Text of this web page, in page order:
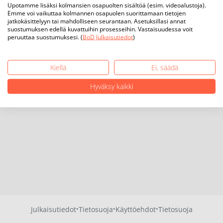
Julkaisutiedot·Tietosuoja·Käyttöehdot·Tietosuoja
Upotamme lisäksi kolmansien osapuolten sisältöä (esim. videoalustoja).
Emme voi vaikuttaa kolmannen osapuolen suorittamaan tietojen
jatkokäsittelyyn tai mahdolliseen seurantaan. Asetuksillasi annat
suostumuksen edellä kuvattuihin prosesseihin. Vastaisuudessa voit
peruuttaa suostumuksesi. (BoD Julkaisutiedot)
Kiellä
Ei, säädä
Hyväksy kaikki